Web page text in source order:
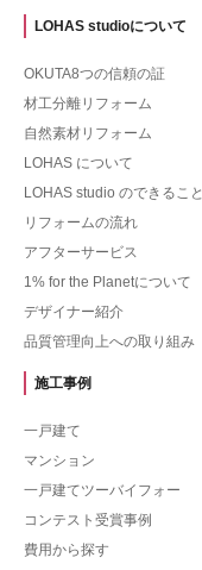
LOHAS studioについて
OKUTA8つの信頼の証
材工分離リフォーム
自然素材リフォーム
LOHAS について
LOHAS studio のできること
リフォームの流れ
アフターサービス
1% for the Planetについて
デザイナー紹介
品質管理向上への取り組み
施工事例
一戸建て
マンション
一戸建てツーバイフォー
コンテスト受賞事例
費用から探す